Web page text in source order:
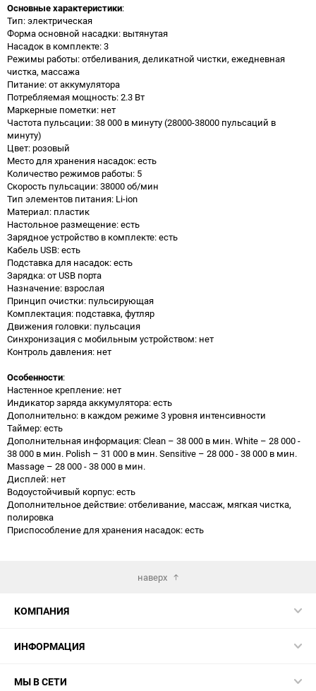
Основные характеристики:
Тип: электрическая
Форма основной насадки: вытянутая
Насадок в комплекте: 3
Режимы работы: отбеливания, деликатной чистки, ежедневная
чистка, массажа
Питание: от аккумулятора
Потребляемая мощность: 2.3 Вт
Маркерные пометки: нет
Частота пульсации: 38 000 в минуту (28000-38000 пульсаций в
минуту)
Цвет: розовый
Место для хранения насадок: есть
Количество режимов работы: 5
Скорость пульсации: 38000 об/мин
Тип элементов питания: Li-ion
Материал: пластик
Настольное размещение: есть
Зарядное устройство в комплекте: есть
Кабель USB: есть
Подставка для насадок: есть
Зарядка: от USB порта
Назначение: взрослая
Принцип очистки: пульсирующая
Комплектация: подставка, футляр
Движения головки: пульсация
Синхронизация с мобильным устройством: нет
Контроль давления: нет
Особенности:
Настенное крепление: нет
Индикатор заряда аккумулятора: есть
Дополнительно: в каждом режиме 3 уровня интенсивности
Таймер: есть
Дополнительная информация: Clean – 38 000 в мин. White – 28 000 -
38 000 в мин. Polish – 31 000 в мин. Sensitive – 28 000 - 38 000 в мин.
Massage – 28 000 - 38 000 в мин.
Дисплей: нет
Водоустойчивый корпус: есть
Дополнительное действие: отбеливание, массаж, мягкая чистка,
полировка
Приспособление для хранения насадок: есть
наверх
КОМПАНИЯ
ИНФОРМАЦИЯ
МЫ В СЕТИ